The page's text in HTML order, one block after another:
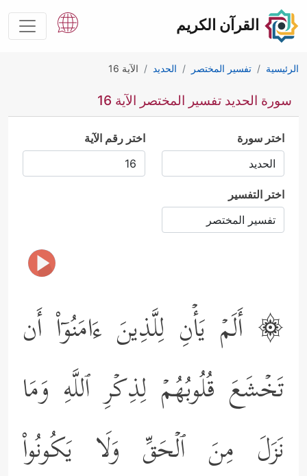
القرآن الكريم
الرئيسية تفسير المختصر الحديد الآية 16
سورة الحديد تفسير المختصر الآية 16
اختر سورة اختر رقم الآية
اختر التفسير
۞ أَلَمۡ یَأۡنِ لِلَّذِینَ ءَامَنُوۤاْ أَن
تَخۡشَعَ قُلُوبُهُمۡ لِذِكۡرِ ٱللَّهِ وَمَا
نَزَلَ مِنَ ٱلۡحَقِّ وَلَا یَكُونُواْ